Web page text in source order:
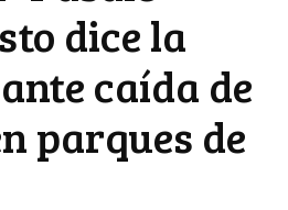
dice la
caída de
parques de